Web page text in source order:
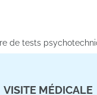
de tests
VISITE MÉDICALE